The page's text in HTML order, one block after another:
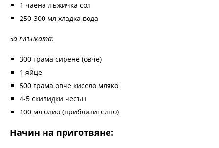
1 чаена лъжичка сол
250-300 мл хладка вода
За плънката:
300 грама сирене (овче)
1 яйце
500 грама овче кисело мляко
4-5 скилидки чесън
100 мл олио (приблизително)
Начин на приготвяне: